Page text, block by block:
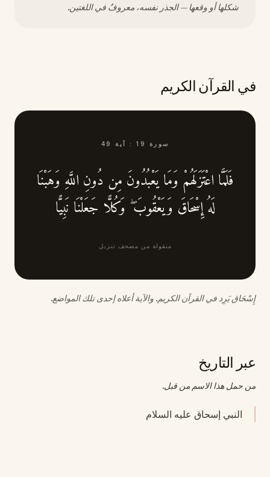
شكلها أو وقعها — الجذر نفسه، معروفٌ في اللغتين.
في القرآن الكريم
سورة 19
: آية 49
فَلَمَّا اعْتَزَلَهُمْ وَمَا يَعْبُدُونَ مِن دُونِ اللَّهِ وَهَبْنَا
لَهُ إِسْحَاقَ وَيَعْقُوبَ ۖ وَكُلًّا جَعَلْنَا نَبِيًّا
منقولة من مصحف تنزيل
إِسْحَاق يَرِد في القرآن الكريم. والآية أعلاه إحدى تلك المواضع.
عبر التاريخ
من حمل هذا الاسم من قبل.
النبي إسحاق عليه السلام